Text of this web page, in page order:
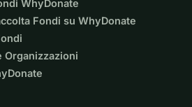
festival
WhyDonate
Fondi su WhyDonate
Organizzazioni